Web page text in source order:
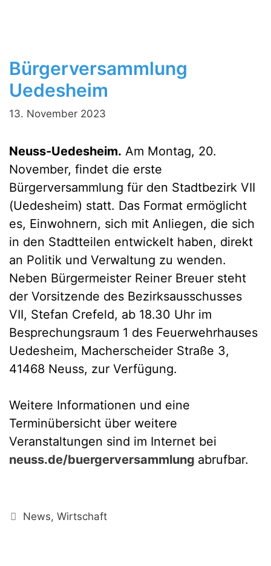
Bürgerversammlung
Uedesheim
13. November 2023
Neuss-Uedesheim. Am Montag, 20.
November, findet die erste
Bürgerversammlung für den Stadtbezirk VII
(Uedesheim) statt. Das Format ermöglicht
es, Einwohnern, sich mit Anliegen, die sich
in den Stadtteilen entwickelt haben, direkt
an Politik und Verwaltung zu wenden.
Neben Bürgermeister Reiner Breuer steht
der Vorsitzende des Bezirksausschusses
VII, Stefan Crefeld, ab 18.30 Uhr im
Besprechungsraum 1 des Feuerwehrhauses
Uedesheim, Macherscheider Straße 3,
41468 Neuss, zur Verfügung.
Weitere Informationen und eine
Terminübersicht über weitere
Veranstaltungen sind im Internet bei
neuss.de/buergerversammlung abrufbar.
Kategorien
News,Wirtschaft